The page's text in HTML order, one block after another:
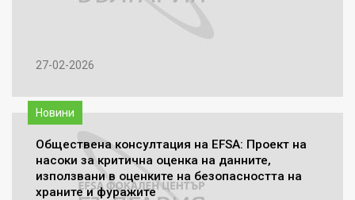
27-02-2026
Новини
Обществена консултация на EFSA: Проект на
насоки за критична оценка на данните,
използвани в оценките на безопасността на
храните и фуражите